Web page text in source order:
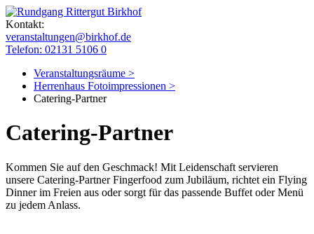
Kontakt:
veranstaltungen@birkhof.de
Telefon: 02131 5106 0
Veranstaltungsräume >
Herrenhaus Fotoimpressionen >
Catering-Partner
Catering-Partner
Kommen Sie auf den Geschmack! Mit Leidenschaft servieren
unsere Catering-Partner Fingerfood zum Jubiläum, richtet ein Flying
Dinner im Freien aus oder sorgt für das passende Buffet oder Menü
zu jedem Anlass.